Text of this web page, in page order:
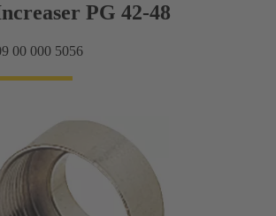
PG 42-48
00 000 5056